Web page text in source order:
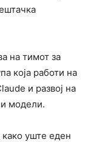
на тимот за
која работи на
и развој на
модели.
уште еден